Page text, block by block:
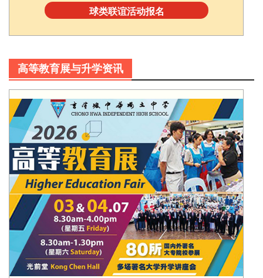
球类联谊活动报名
高等教育展与升学资讯